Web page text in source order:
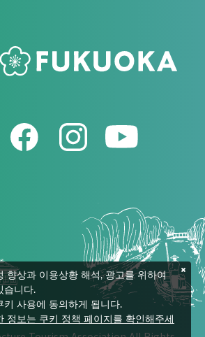
향상과 이용상황 해석, 광고를 위하여
습니다.
키 사용에 동의하게 됩니다.
정보는 쿠키 정책 페이지를 확인해주세